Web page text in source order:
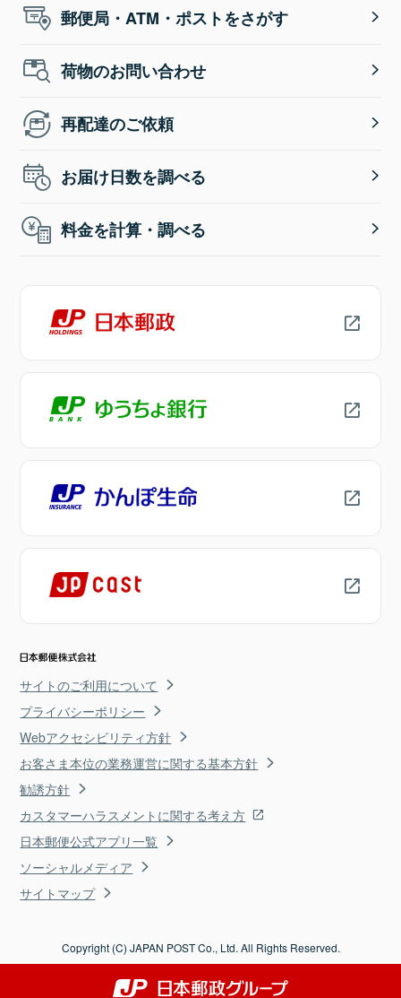
郵便局・ATM・ポストをさがす
荷物のお問い合わせ
再配達のご依頼
お届け日数を調べる
料金を計算・調べる
サイトのご利用について
プライバシーポリシー
Webアクセシビリティ方針
お客さま本位の業務運営に関する基本方針
勧誘方針
カスタマーハラスメントに関する考え方
日本郵便公式アプリ一覧
ソーシャルメディア
サイトマップ
Copyright (C) JAPAN POST Co., Ltd. All Rights Reserved.